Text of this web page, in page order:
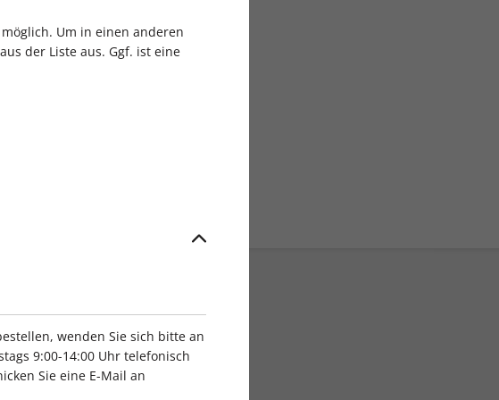
Um in einen anderen
der Liste aus. Ggf. ist eine
wenden Sie sich bitte an
9:00-14:00 Uhr telefonisch
Sie eine E-Mail an